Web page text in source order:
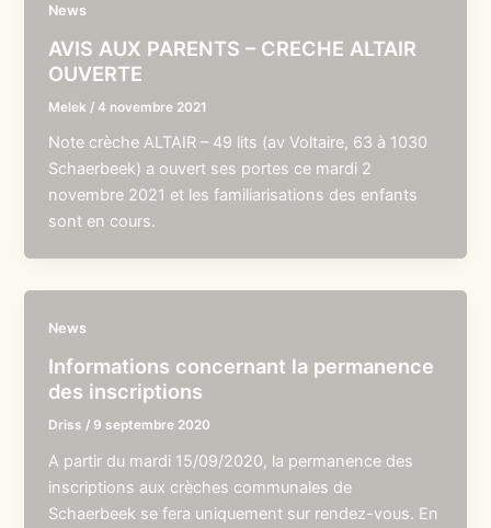
News
AVIS AUX PARENTS – CRECHE ALTAIR
OUVERTE
Melek /4 novembre 2021
Note crèche ALTAIR – 49 lits (av Voltaire, 63 à 1030
Schaerbeek) a ouvert ses portes ce mardi 2
novembre 2021 et les familiarisations des enfants
sont en cours.
News
Informations concernant la permanence
des inscriptions
Driss / 9 septembre 2020
A partir du mardi 15/09/2020, la permanence des
inscriptions aux crèches communales de
Schaerbeek se fera uniquement sur rendez-vous. En